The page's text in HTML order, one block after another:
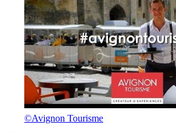
©Avignon Tourisme